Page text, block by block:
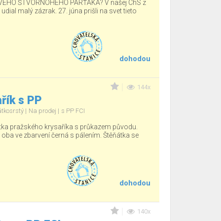
ŠTVORNOHÉHO PARŤÁKA? V našej ChS z
malý zázrak. 27. júna prišli na svet tieto
dohodou
144x
s PP
Na prodej s PP FCI
pražského krysaříka s průkazem původu.
ve zbarvení černá s pálením. Štěňátka se
dohodou
140x